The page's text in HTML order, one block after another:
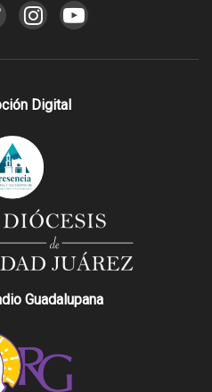
Digital
Guadalupana